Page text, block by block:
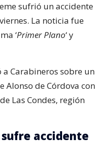
sufrió un accidente
La noticia fue
‘Primer Plano‘ y
Carabineros sobre un
Alonso de Córdova con
Las Condes, región
accidente